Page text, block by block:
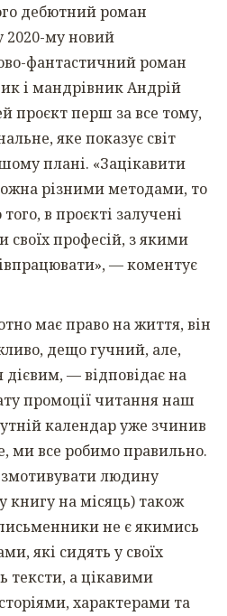
дебютний роман
2020-му новий
фантастичний роман
і мандрівник Андрій
проєкт перш за все тому,
яке показує світ
плані. «Зацікавити
різними методами, то
в проєкті залучені
своїх професій, з якими
— коментує
має право на життя, він
дещо гучний, але,
дієвим,— відповідає на
промоції читання наш
календар уже зчинив
ми все робимо правильно.
людину
книгу на місяць) також
не є якимись
які сидять у своїх
тексти, а цікавими
характерами та